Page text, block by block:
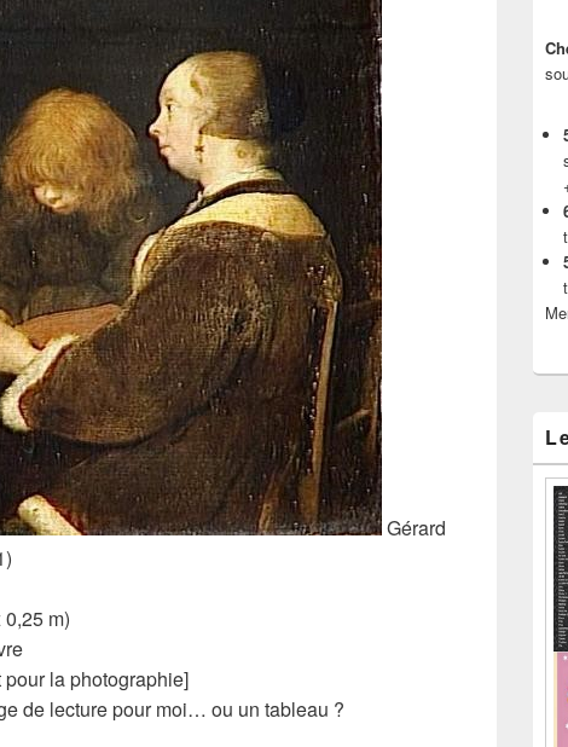
Gérard
m)
la photographie]
de lecture pour moi… ou un tableau ?